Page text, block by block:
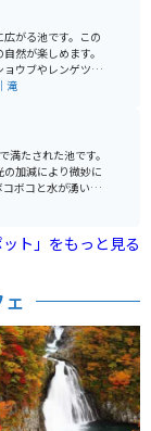
ルから一気に1,10
の道路からは日本海
トが点在していま
からは、男鹿半島や
絶好の写真スポッ
がる池です。この
然が楽しめます。
ウブやレンゲツツ
大谷地池の周辺に
ルして高原の風を
に、池を
ドアを満喫するこ
」として池に映り
撮影のスポットと
天の星空を楽しむ
滝
たされた池です。
加減により微妙に
ボコと水が湧いて
魚は鎌倉景正に敬
ます。 鳥海山
ト」をもっと見る